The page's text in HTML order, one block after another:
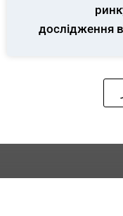
дослідження